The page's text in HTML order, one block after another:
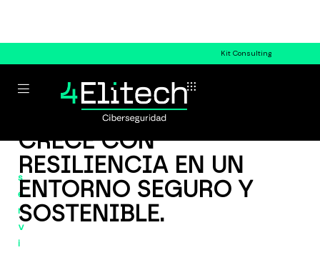
Kit Consulting
s
e
r
v
i
CRECE CON
RESILIENCIA EN UN
ENTORNO SEGURO Y
SOSTENIBLE.